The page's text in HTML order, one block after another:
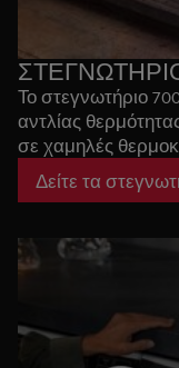
ΣΤΕΓΝΩΤΗΡΙΟ
Το στεγνωτήριο
αντλίας
σε χαμηλές
χρόνος
εξασφαλίζει ότι
περισσότερο
Δείτε τα